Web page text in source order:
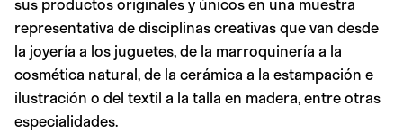
representativa de disciplinas creativas que van desde
la joyería a los juguetes, de la marroquinería a la
cosmética natural, de la cerámica a la estampación e
ilustración o del textil a la talla en madera, entre otras
especialidades.